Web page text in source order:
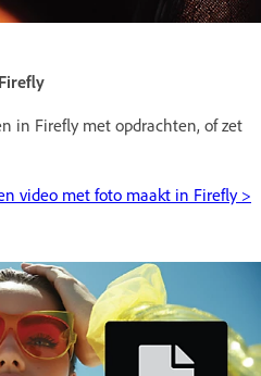
in Firefly met opdrachten, of zet
video met foto maakt in Firefly >